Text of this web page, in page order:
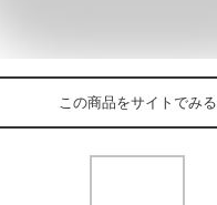
この商品をサイトでみる